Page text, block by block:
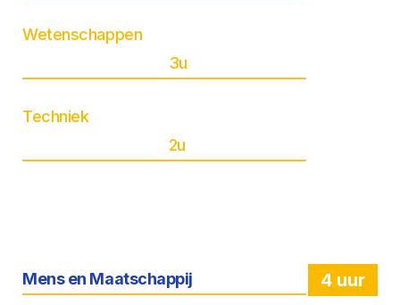
Wetenschappen
3u
Techniek
2u
Mens en Maatschappij 4 uur